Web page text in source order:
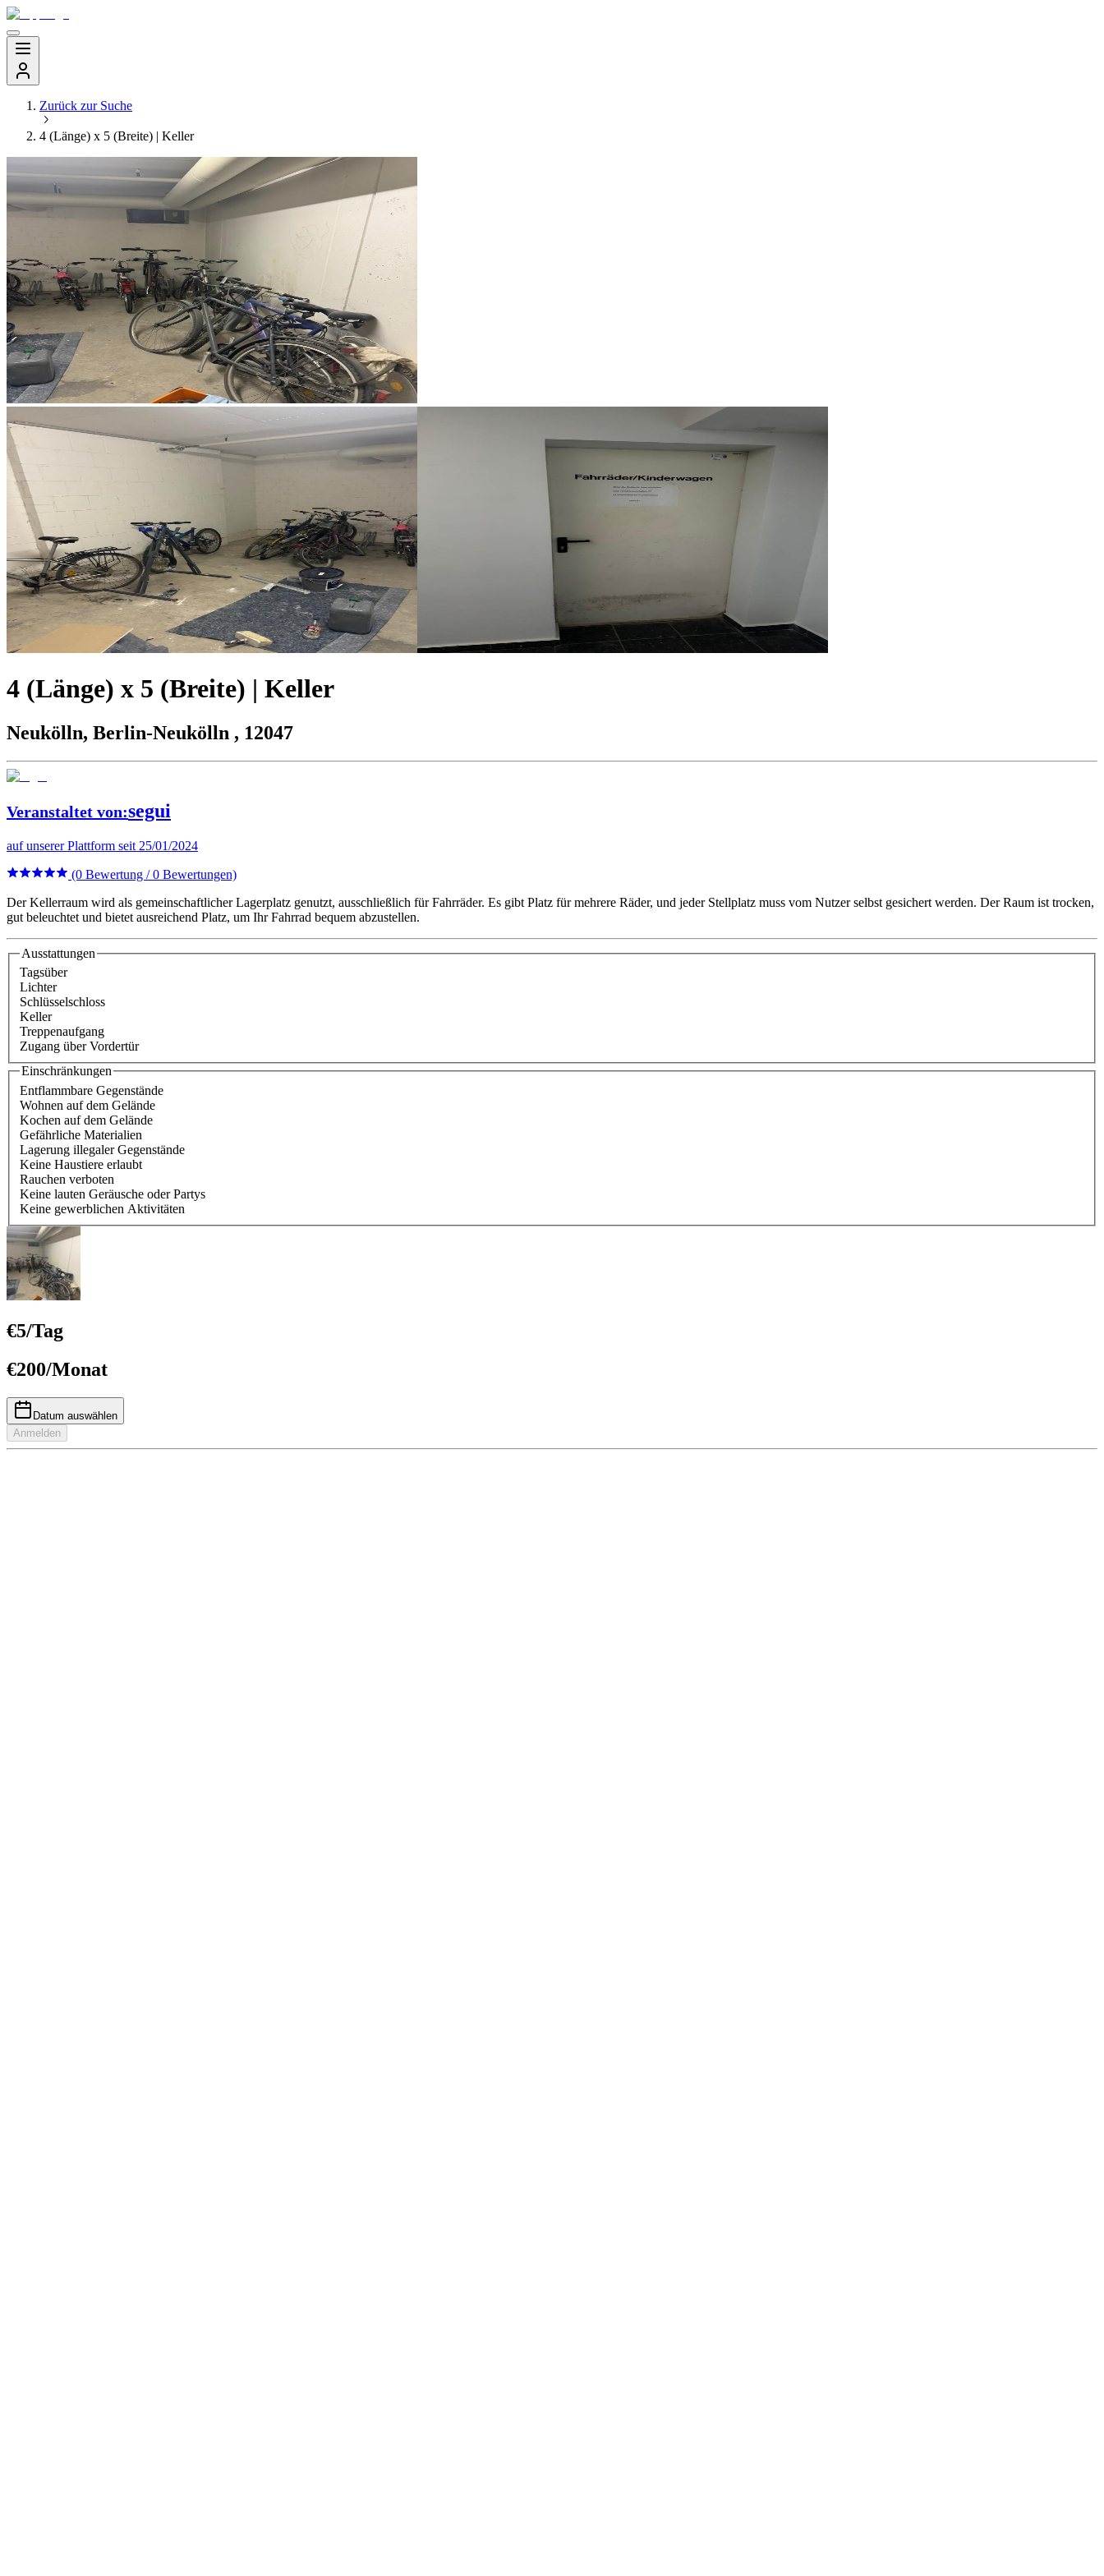
Zurück zur Suche
4 (Länge) x 5 (Breite) | Keller
4 (Länge) x 5 (Breite) | Keller
Neukölln, Berlin-Neukölln , 12047
Veranstaltet von:segui
auf unserer Plattform seit 25/01/2024
(0 Bewertung / 0 Bewertungen)
Der Kellerraum wird als gemeinschaftlicher Lagerplatz genutzt, ausschließlich für Fahrräder. Es gibt Platz für mehrere Räder, und jeder Stellplatz muss vom Nutzer selbst gesichert werden. Der Raum ist trocken,
gut beleuchtet und bietet ausreichend Platz, um Ihr Fahrrad bequem abzustellen.
Ausstattungen
Tagsüber
Lichter
Schlüsselschloss
Keller
Treppenaufgang
Zugang über Vordertür
Einschränkungen
Entflammbare Gegenstände
Wohnen auf dem Gelände
Kochen auf dem Gelände
Gefährliche Materialien
Lagerung illegaler Gegenstände
Keine Haustiere erlaubt
Rauchen verboten
Keine lauten Geräusche oder Partys
Keine gewerblichen Aktivitäten
€5/Tag
€200/Monat
Datum auswählen
Anmelden